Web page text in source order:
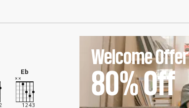
Eb
Welcome Offer
80%Off